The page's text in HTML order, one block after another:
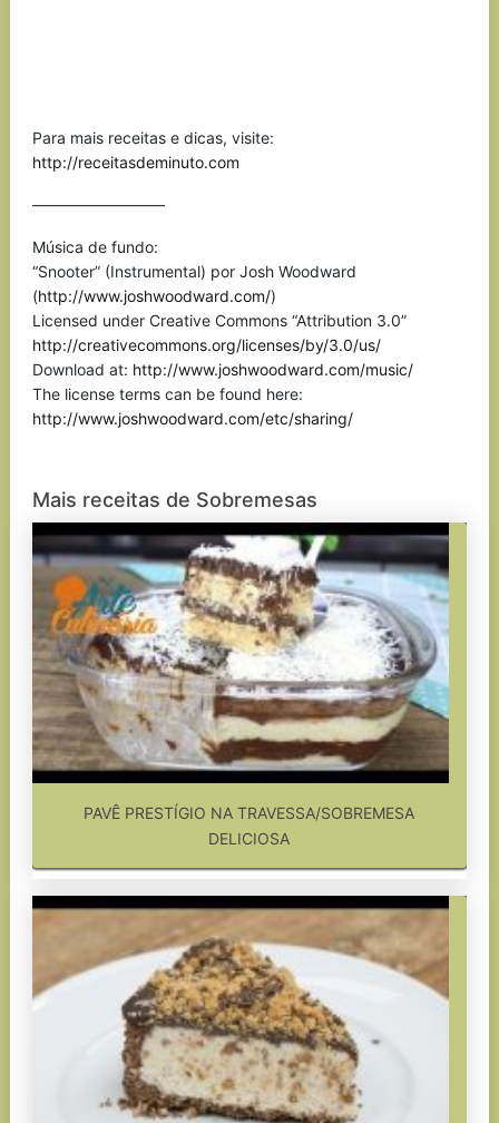
Para mais receitas e dicas, visite:
http://receitasdeminuto.com
————————–
Música de fundo:
“Snooter” (Instrumental) por Josh Woodward
(http://www.joshwoodward.com/)
Licensed under Creative Commons “Attribution 3.0”
http://creativecommons.org/licenses/by/3.0/us/
Download at: http://www.joshwoodward.com/music/
The license terms can be found here:
http://www.joshwoodward.com/etc/sharing/
Mais receitas de Sobremesas
PAVÊ PRESTÍGIO NA TRAVESSA/SOBREMESA
DELICIOSA